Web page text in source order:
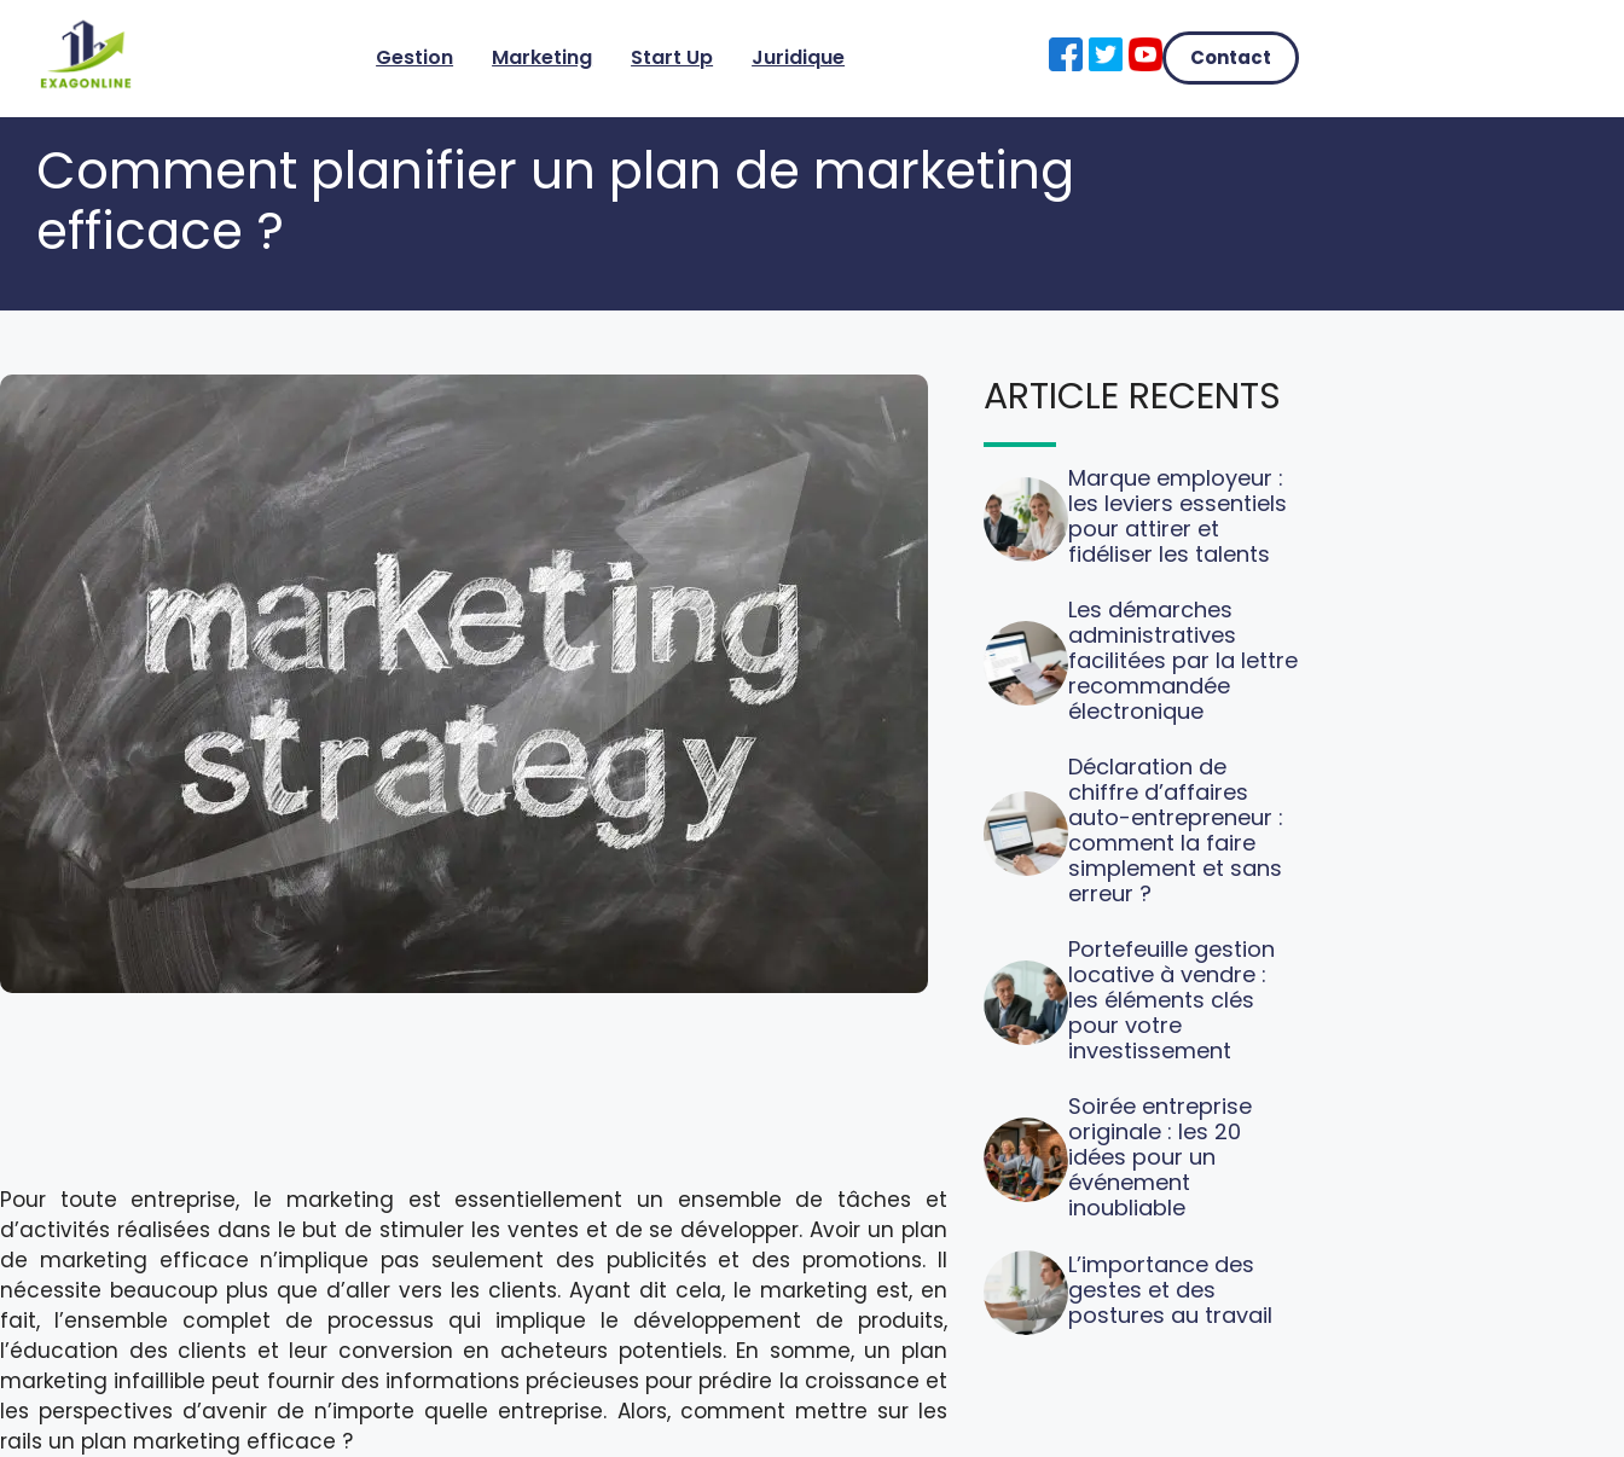
content
Gestion Marketing Start Up Juridique Contact
Comment planifier un plan de marketing
efficace ?
Pour toute entreprise, le marketing est essentiellement un ensemble de tâches et
d’activités réalisées dans le but de stimuler les ventes et de se développer. Avoir un plan
de marketing efficace n’implique pas seulement des publicités et des promotions. Il
nécessite beaucoup plus que d’aller vers les clients. Ayant dit cela, le marketing est, en
fait, l’ensemble complet de processus qui implique le développement de produits,
l’éducation des clients et leur conversion en acheteurs potentiels. En somme, un plan
marketing infaillible peut fournir des informations précieuses pour prédire la croissance et
les perspectives d’avenir de n’importe quelle entreprise. Alors, comment mettre sur les
rails un plan marketing efficace ?
ARTICLE RECENTS
Marque employeur :
les leviers essentiels
pour attirer et
fidéliser les talents
Les démarches
administratives
facilitées par la lettre
recommandée
électronique
Déclaration de
chiffre d’affaires
auto-entrepreneur :
comment la faire
simplement et sans
erreur ?
Portefeuille gestion
locative à vendre :
les éléments clés
pour votre
investissement
Soirée entreprise
originale : les 20
idées pour un
événement
inoubliable
L’importance des
gestes et des
postures au travail